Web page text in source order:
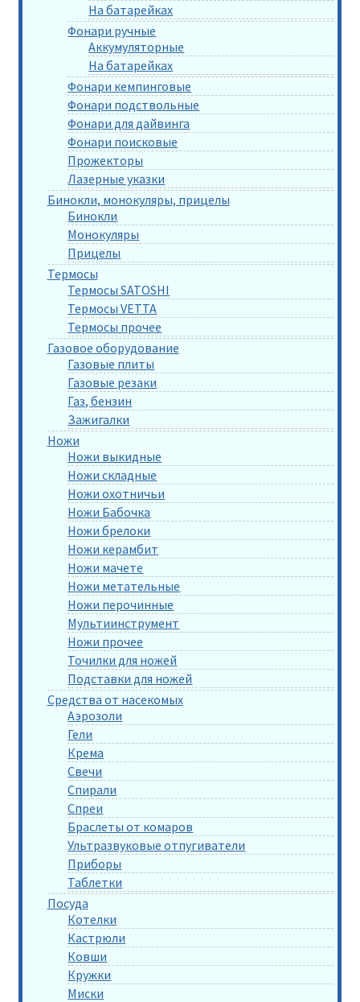
На батарейках
Фонари ручные
Аккумуляторные
На батарейках
Фонари кемпинговые
Фонари подствольные
Фонари для дайвинга
Фонари поисковые
Прожекторы
Лазерные указки
Бинокли, монокуляры, прицелы
Бинокли
Монокуляры
Прицелы
Термосы
Термосы SATOSHI
Термосы VETTA
Термосы прочее
Газовое оборудование
Газовые плиты
Газовые резаки
Газ, бензин
Зажигалки
Ножи
Ножи выкидные
Ножи складные
Ножи охотничьи
Ножи Бабочка
Ножи брелоки
Ножи керамбит
Ножи мачете
Ножи метательные
Ножи перочинные
Мультиинструмент
Ножи прочее
Точилки для ножей
Подставки для ножей
Средства от насекомых
Аэрозоли
Гели
Крема
Свечи
Спирали
Спреи
Браслеты от комаров
Ультразвуковые отпугиватели
Приборы
Таблетки
Посуда
Котелки
Кастрюли
Ковши
Кружки
Миски